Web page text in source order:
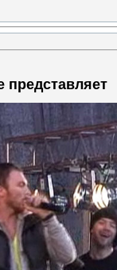
представляет